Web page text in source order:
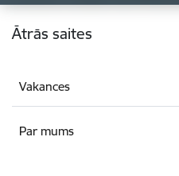
Kājene
Ātrās saites
Vakances
Par mums